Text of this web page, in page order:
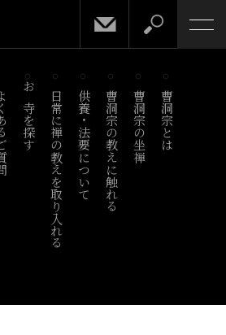
質問 お寺を探す 日常に禅の教えを取り入れる供養・法要について曹洞宗の教えに触れる 曹洞宗の坐禅 曹洞宗とは